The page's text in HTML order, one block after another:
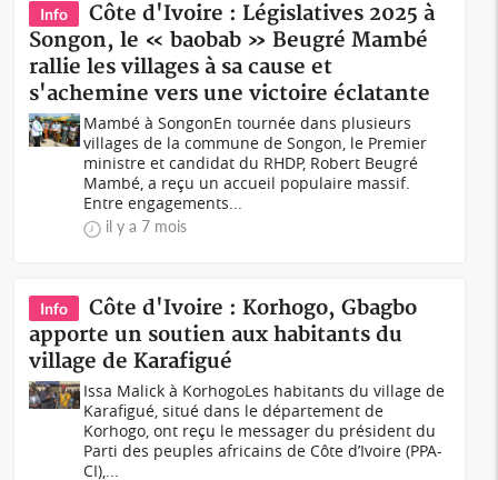
Info
Côte d'Ivoire : Législatives 2025 à
Songon, le « baobab » Beugré Mambé
rallie les villages à sa cause et
s'achemine vers une victoire éclatante
Mambé à SongonEn tournée dans plusieurs
villages de la commune de Songon, le Premier
ministre et candidat du RHDP, Robert Beugré
Mambé, a reçu un accueil populaire massif.
Entre engagements...
il y a 7 mois
Info
Côte d'Ivoire : Korhogo, Gbagbo
apporte un soutien aux habitants du
village de Karafigué
Issa Malick à KorhogoLes habitants du village de
Karafigué, situé dans le département de
Korhogo, ont reçu le messager du président du
Parti des peuples africains de Côte d’Ivoire (PPA-
CI),...